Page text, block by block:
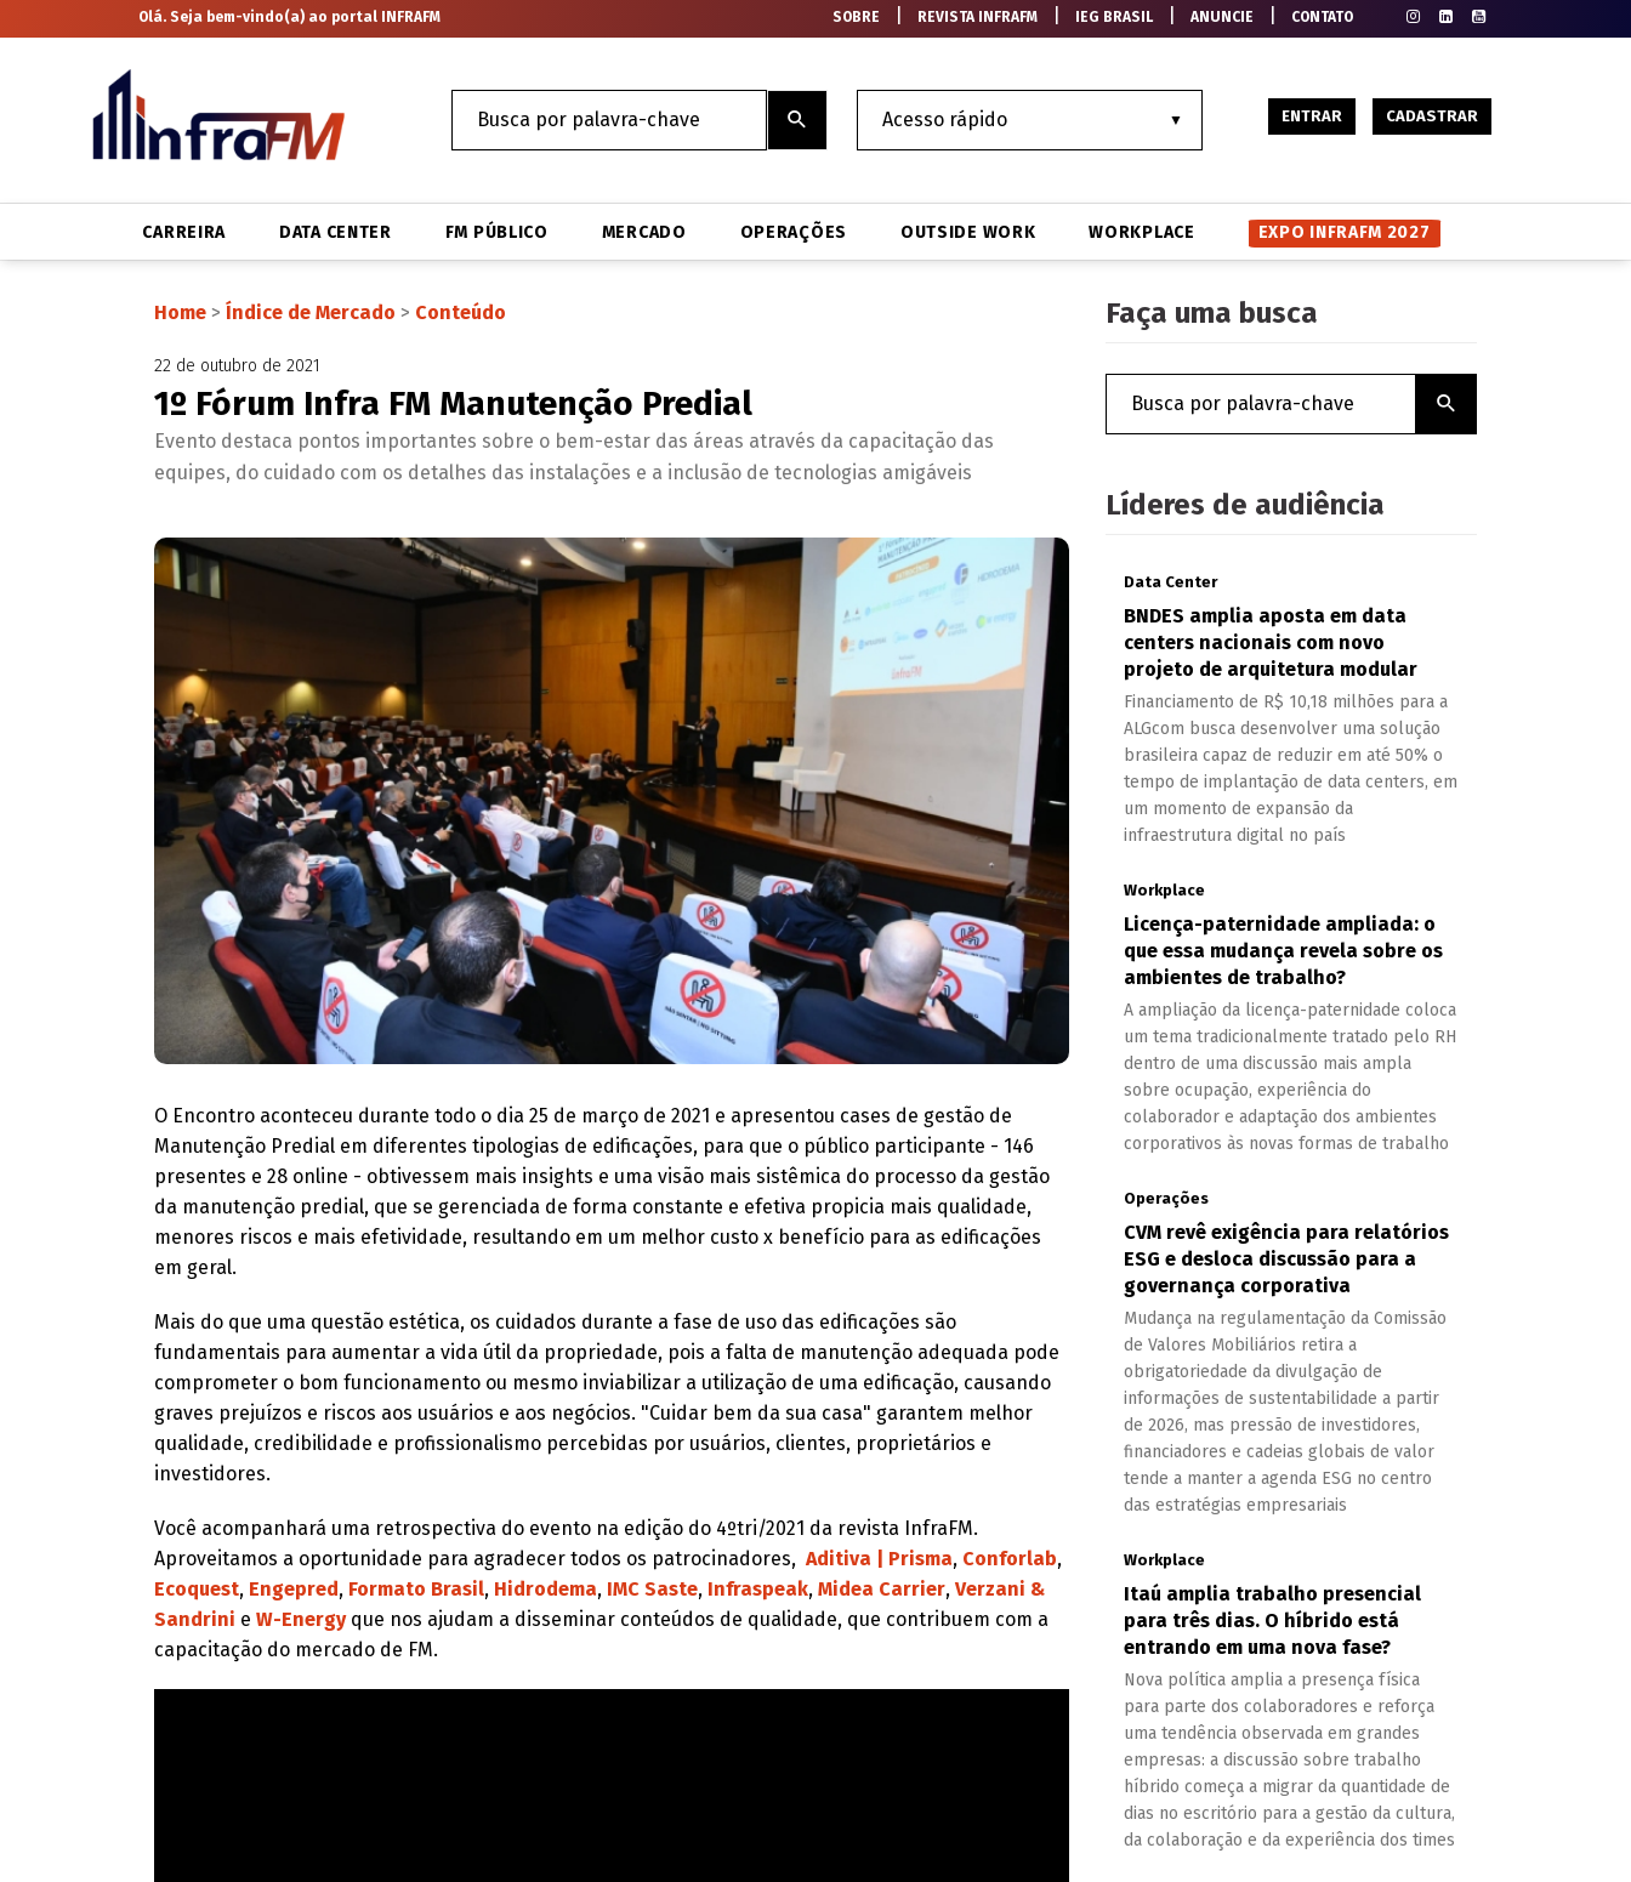
Olá. Seja bem-vindo(a) ao portal INFRAFM SOBRE REVISTA INFRAFM IEG BRASIL|ANUNCIE CONTATO
ENTRAR CADASTRAR
CARREIRA DATA CENTER FM PÚBLICO MERCADO OPERAÇÕES OUTSIDE WORK WORKPLACE EXPO INFRAFM 2027
Home> Índice de Mercado > Conteúdo
22 de outubro de 2021
1º Fórum Infra FM Manutenção Predial
Evento destaca pontos importantes sobre o bem-estar das áreas através da capacitação das
equipes, do cuidado com os detalhes das instalações e a inclusão de tecnologias amigáveis
O Encontro aconteceu durante todo o dia 25 de março de 2021 e apresentou cases de gestão de
Manutenção Predial em diferentes tipologias de edificações, para que o público participante - 146
presentes e 28 online - obtivessem mais insights e uma visão mais sistêmica do processo da gestão
da manutenção predial, que se gerenciada de forma constante e efetiva propicia mais qualidade,
menores riscos e mais efetividade, resultando em um melhor custo x benefício para as edificações
em geral.
Mais do que uma questão estética, os cuidados durante a fase de uso das edificações são
fundamentais para aumentar a vida útil da propriedade, pois a falta de manutenção adequada pode
comprometer o bom funcionamento ou mesmo inviabilizar a utilização de uma edificação, causando
graves prejuízos e riscos aos usuários e aos negócios. "Cuidar bem da sua casa" garantem melhor
qualidade, credibilidade e profissionalismo percebidas por usuários, clientes, proprietários e
investidores.
Você acompanhará uma retrospectiva do evento na edição do 4ºtri/2021 da revista InfraFM.
Aproveitamos a oportunidade para agradecer todos os patrocinadores, Aditiva | Prisma, Conforlab,
Ecoquest, Engepred, Formato Brasil, Hidrodema, IMC Saste, Infraspeak, Midea Carrier, Verzani &
Sandrini e W-Energyque nos ajudam a disseminar conteúdos de qualidade, que contribuem com a
capacitação do mercado de FM.
Faça uma busca
Líderes de audiência
Data Center
BNDES amplia aposta em data
centers nacionais com novo
projeto de arquitetura modular
Financiamento de R$ 10,18 milhões para a
ALGcom busca desenvolver uma solução
brasileira capaz de reduzir em até 50% o
tempo de implantação de data centers, em
um momento de expansão da
infraestrutura digital no país
Workplace
Licença-paternidade ampliada: o
que essa mudança revela sobre os
ambientes de trabalho?
A ampliação da licença-paternidade coloca
um tema tradicionalmente tratado pelo RH
dentro de uma discussão mais ampla
sobre ocupação, experiência do
colaborador e adaptação dos ambientes
corporativos às novas formas de trabalho
Operações
CVM revê exigência para relatórios
ESG e desloca discussão para a
governança corporativa
Mudança na regulamentação da Comissão
de Valores Mobiliários retira a
obrigatoriedade da divulgação de
informações de sustentabilidade a partir
de 2026, mas pressão de investidores,
financiadores e cadeias globais de valor
tende a manter a agenda ESG no centro
das estratégias empresariais
Workplace
Itaú amplia trabalho presencial
para três dias. O híbrido está
entrando em uma nova fase?
Nova política amplia a presença física
para parte dos colaboradores e reforça
uma tendência observada em grandes
empresas: a discussão sobre trabalho
híbrido começa a migrar da quantidade de
dias no escritório para a gestão da cultura,
da colaboração e da experiência dos times